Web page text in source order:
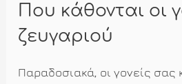
Που κάθονται οι
ζευγαριού
Παραδοσιακά, οι γονείς σας